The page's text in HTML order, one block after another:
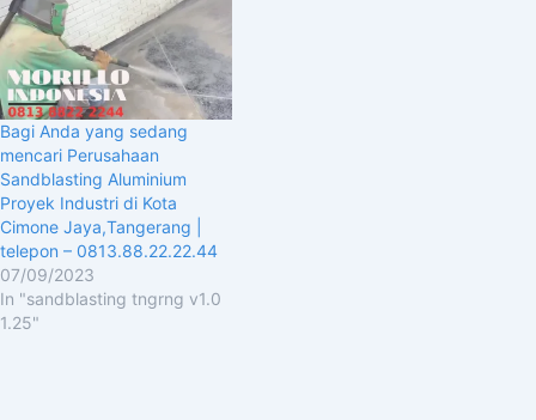
Bagi Anda yang sedang
mencari Perusahaan
Sandblasting Aluminium
Proyek Industri di Kota
Cimone Jaya,Tangerang |
telepon – 0813.88.22.22.44
07/09/2023
In "sandblasting tngrng v1.0
1.25"